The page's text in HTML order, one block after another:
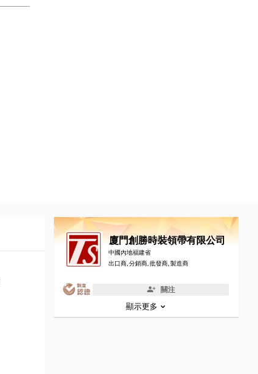
廈門創勝時裝領帶有限公司
中國內地福建省
出口商, 分銷商, 批發商, 製造商
關注
顯示更多